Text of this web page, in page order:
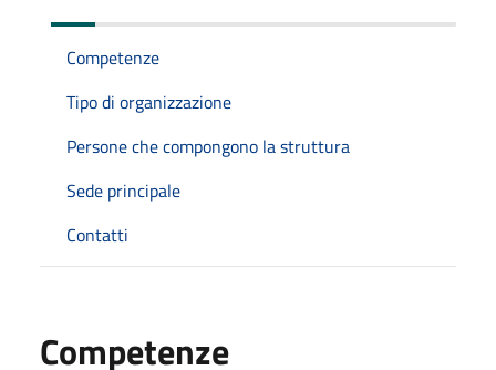
Competenze
Tipo di organizzazione
Persone che compongono la struttura
Sede principale
Contatti
Competenze